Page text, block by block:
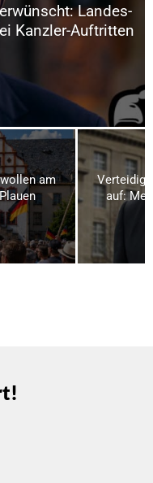
Landes-
Kanzler-Auftritten
am
auf: